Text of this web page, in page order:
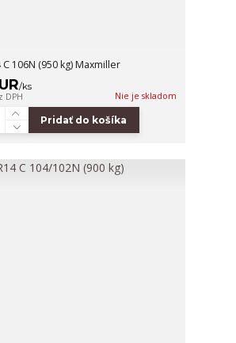
C 106N (950 kg) Maxmiller
/ks
DPH Nie je skladom
Pridať do košíka